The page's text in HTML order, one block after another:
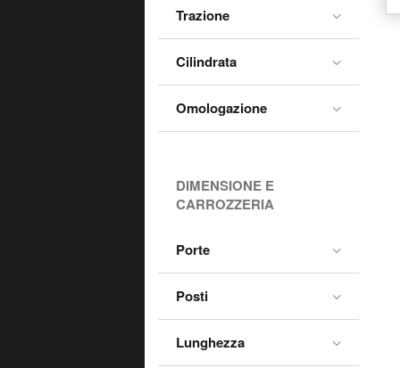
33 (1983-95)
33 SportWagon (1984-95)
4C Coupé (2013-19)
75 (1985-94)
Alfa 6 (1979-87)
Alfasud (1975-84)
Alfasud SportWagon
(1978-80)
Alfetta (1975-85)
Alfetta (1976-87)
Trazione
Cilindrata
Omologazione
DIMENSIONE E
CARROZZERIA
Porte
Posti
Lunghezza